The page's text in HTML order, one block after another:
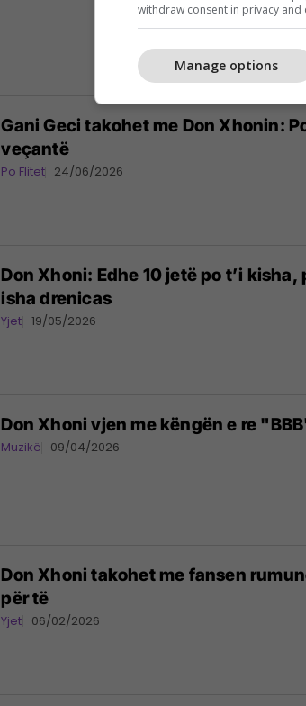
Gani Geci takohet me Don Xhonin:
veçantë
Po Flitet 24/06/2026
Don Xhoni: Edhe 10 jetë po t’i
isha drenicas
Yjet 19/05/2026
Don Xhoni vjen me këngën e re
Muzikë 09/04/2026
Don Xhoni takohet me fansen
për të
Yjet 06/02/2026
withdraw consent in privacy and
Manage options